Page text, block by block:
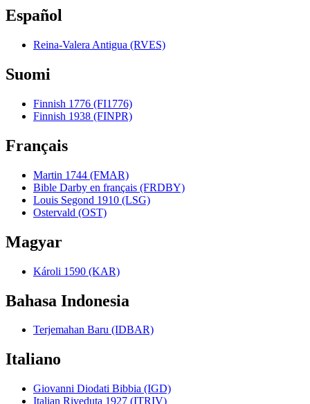
Español
Reina-Valera Antigua (RVES)
Suomi
Finnish 1776 (FI1776)
Finnish 1938 (FINPR)
Français
Martin 1744 (FMAR)
Bible Darby en français (FRDBY)
Louis Segond 1910 (LSG)
Ostervald (OST)
Magyar
Károli 1590 (KAR)
Bahasa Indonesia
Terjemahan Baru (IDBAR)
Italiano
Giovanni Diodati Bibbia (IGD)
Italian Riveduta 1927 (ITRIV)